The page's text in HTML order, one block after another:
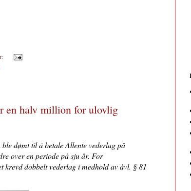
en halv million for ulovlig
dømt til å betale Allente vederlag på
over en periode på sju år. For
dobbelt vederlag i medhold av åvl. § 81